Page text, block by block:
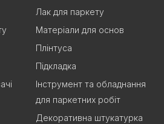
Лак для паркету
Матеріали для основ
Плінтуса
Підкладка
Інструмент та обладнання
для паркетних робіт
Декоративна штукатурка